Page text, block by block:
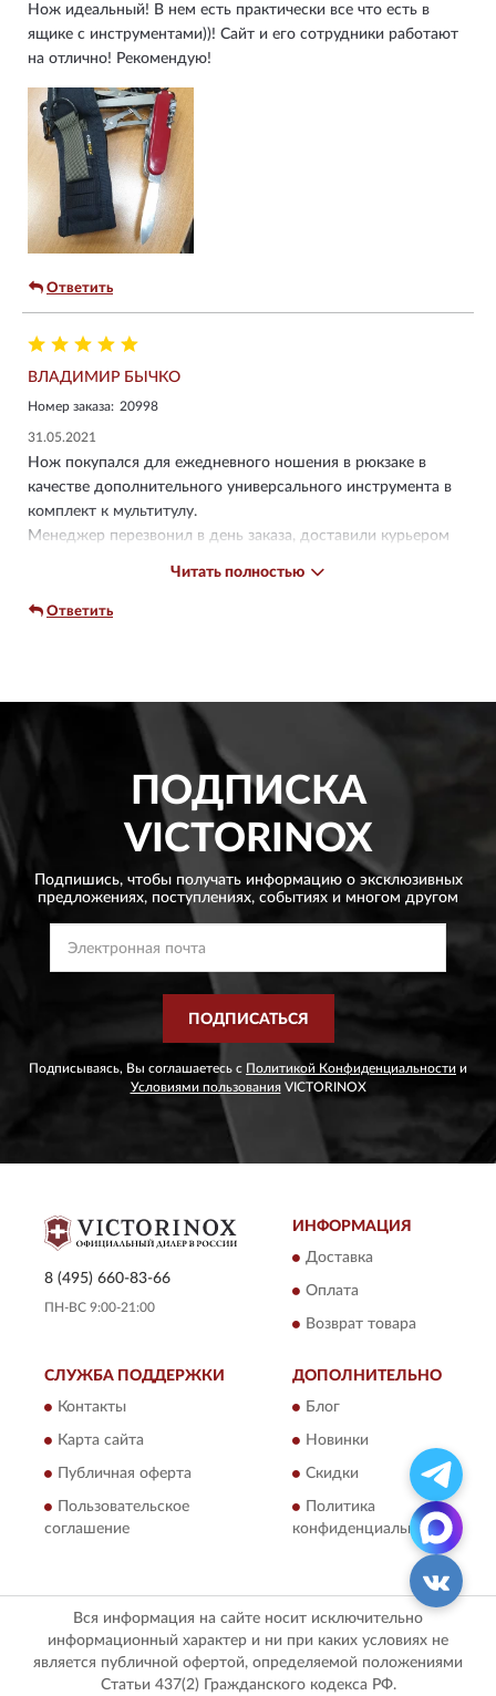
Нож идеальный! В нем есть практически все что есть в
ящике с инструментами))! Сайт и его сотрудники работают
на отлично! Рекомендую!
Ответить
ВЛАДИМИР БЫЧКО
Номер заказа: 20998
31.05.2021
Нож покупался для ежедневного ношения в рюкзаке в
качестве дополнительного универсального инструмента в
комплект к мультитулу.
Менеджер перезвонил в день заказа, доставили курьером
бумагой для надёжности, в комплекте была коробка с
крепёжки латунные, пинцет подпружиненный, ручка пишет,
крюк цепляет, шило протыкает, шильдик металлический.
Покупкой доволен, нож прекрасен.
Читать полностью
Ответить
ПОДПИСКА
VICTORINOX
Подпишись, чтобы получать информацию о эксклюзивных
предложениях, поступлениях, событиях и многом другом
ПОДПИСАТЬСЯ
Подписываясь, Вы соглашаетесь с Политикой Конфиденциальности и
Условиями пользованияVICTORINOX
8 (495) 660-83-66
ПН-ВС 9:00-21:00
ИНФОРМАЦИЯ
Доставка
Оплата
Возврат товара
СЛУЖБА ПОДДЕРЖКИ
Контакты
Карта сайта
Публичная оферта
Пользовательское
соглашение
ДОПОЛНИТЕЛЬНО
Блог
Новинки
Скидки
Политика
конфиденциальности
Вся информация на сайте носит исключительно
информационный характер и ни при каких условиях не
является публичной офертой, определяемой положениями
Статьи 437(2) Гражданского кодекса РФ.